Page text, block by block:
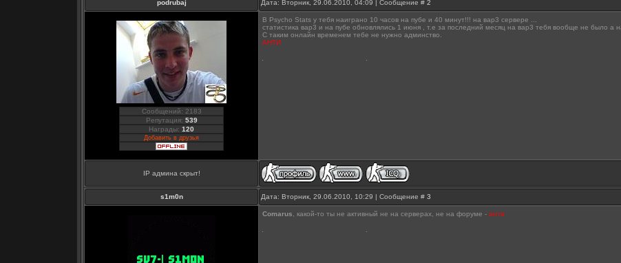
podrubaj Дата: Вторник, 29.06.2010, 04:09 | Сообщение # 2
Сообщений: 2183
Репутация: 539
Награды: 120
Добавить в друзья
В Psycho Stats у тебя наиграно 10 часов на пубе и 40 минут!!! на вар3 сервере ...
статистика вар3 и на пубе обновлялись 1 июня , т.е за последний месяц на вар3 тебя вообще не было а
С таким онлайн временем тебе не нужно админство.
АНТИ
IP админа скрыт!
s1m0n Дата: Вторник, 29.06.2010, 10:29 | Сообщение # 3
Comarus, какой-то ты не активный не на серверах, не на форуме - анти